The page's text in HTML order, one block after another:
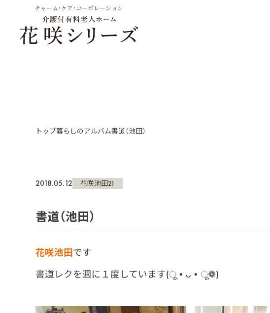
チャーム・ケア・コーポレーション
トップ暮らしのアルバム書道（池田）
2018.05.12 花咲池田21
書道（池田）
花咲池田 です
書道レクを週に１度しています(ू•ᴗ•ू❁)